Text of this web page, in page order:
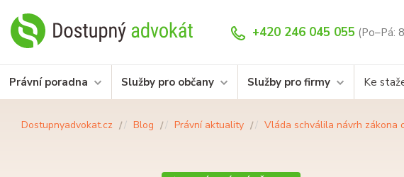
+420 246 045 055 (Po–Pá:
Právní poradna Služby pro občany Služby pro firmy Ke
Dostupnyadvokat.cz Blog Právní aktuality Vláda schválila návrh zákona